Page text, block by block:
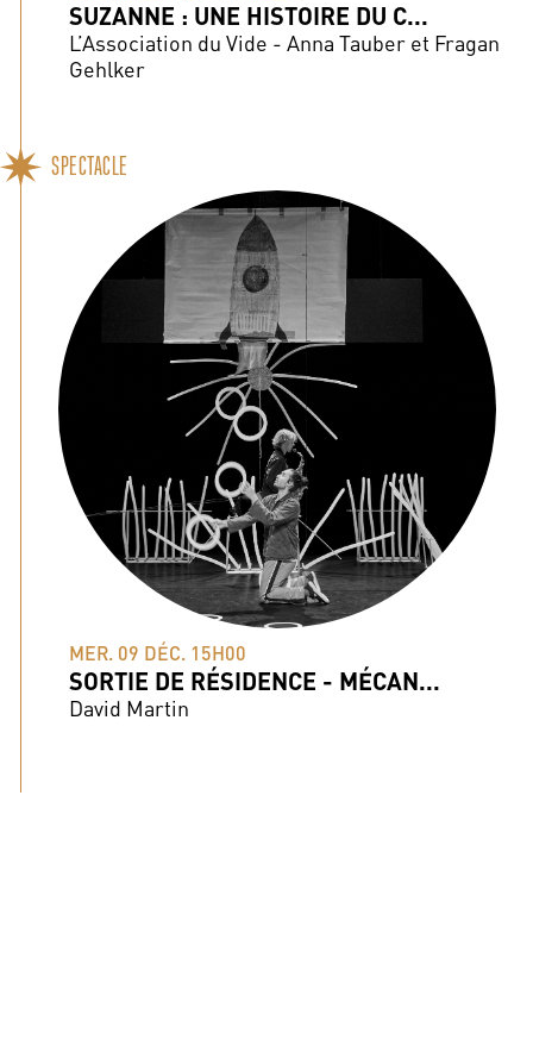
SUZANNE : UNE HISTOIRE DU C...
L’Association du Vide - Anna Tauber et Fragan
Gehlker
SPECTACLE
MER. 09 DÉC. 15H00
SORTIE DE RÉSIDENCE - MÉCAN...
David Martin